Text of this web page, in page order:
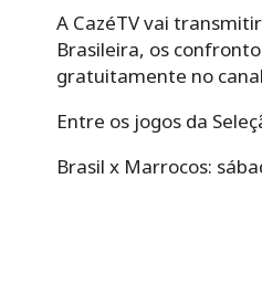
A CazéTV vai
Brasileira, os
gratuitamente no
Entre os jogos da
Brasil x Marrocos: